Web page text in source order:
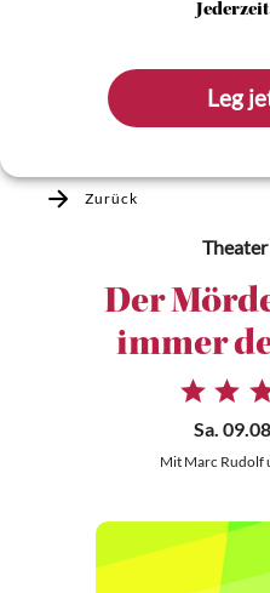
Leg
Zurück
Theater
Der
immer
Sa.
Mit Marc Rudolf